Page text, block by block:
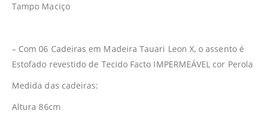
Tampo Maciço
– Com 06 Cadeiras em Madeira Tauari Leon X, o assento é
Estofado revestido de Tecido Facto IMPERMEÁVEL cor Perola
Medida das cadeiras:
Altura 86cm